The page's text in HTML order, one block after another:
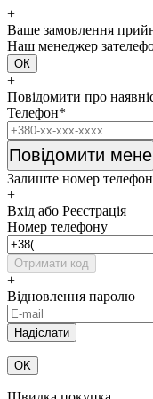
+
Ваше замовлення
Наш менеджер
ОК
+
Повідомити про
Телефон*
Повідомити мене
Залиште номер
+
Вхід або Реєстрація
Номер телефону
Отримати код
+
Відновлення паролю
OK